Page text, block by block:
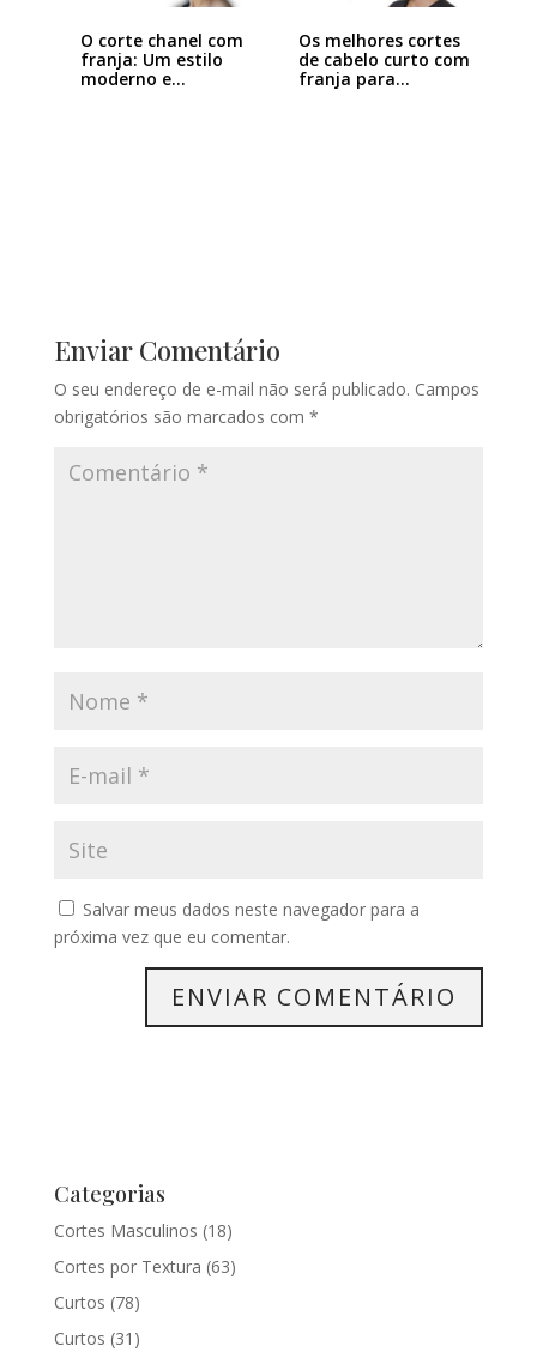
O corte chanel com
franja: Um estilo
moderno e…
Os melhores cortes
de cabelo curto com
franja para…
Enviar Comentário
O seu endereço de e-mail não será publicado. Campos
obrigatórios são marcados com *
Salvar meus dados neste navegador para a
próxima vez que eu comentar.
Categorias
Cortes Masculinos (18)
Cortes por Textura (63)
Curtos (78)
Curtos (31)